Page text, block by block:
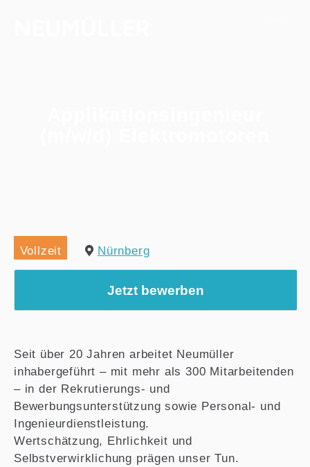
Vollzeit Nürnberg
Jetzt bewerben
Seit über 20 Jahren arbeitet Neumüller
inhabergeführt – mit mehr als 300 Mitarbeitenden
– in der Rekrutierungs- und
Bewerbungsunterstützung sowie Personal- und
Ingenieurdienstleistung.
Wertschätzung, Ehrlichkeit und
Selbstverwirklichung prägen unser Tun.